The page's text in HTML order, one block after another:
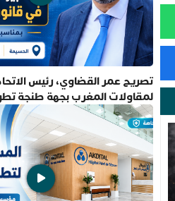
تصريح عمر القضاوي، رئيس
لمقاولات المغرب بجهة طنجة